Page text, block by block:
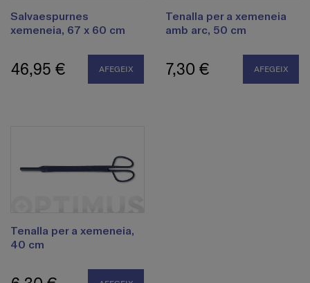
Salvaespurnes
xemeneia, 67 x 60 cm
46,95 € AFEGEIX
Tenalla per a xemeneia
amb arc, 50 cm
7,30 € AFEGEIX
Tenalla per a xemeneia,
40 cm